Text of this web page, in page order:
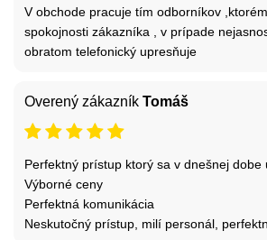
V obchode pracuje tím odborníkov
spokojnosti zákazníka , v prípade
obratom telefonický upresňuje
Overený zákazník Tomáš
Perfektný prístup ktorý sa v dnešnej dobe
Výborné ceny
Perfektná komunikácia
Neskutočný prístup, milí personál,